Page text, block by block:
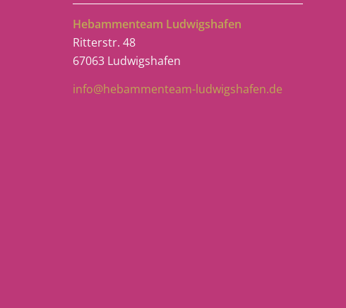
Hebammenteam Ludwigshafen
Ritterstr. 48
67063 Ludwigshafen
info@hebammenteam-ludwigshafen.de